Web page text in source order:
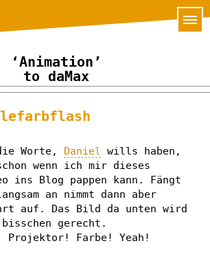
‘Animation’
to daMax
Worte, Daniel
wills haben,
wenn ich mir dieses
ins Blog pappen kann. Fängt
an nimmt dann aber
auf. Das Bild da unten wird
gerecht.
Farbe! Yeah!